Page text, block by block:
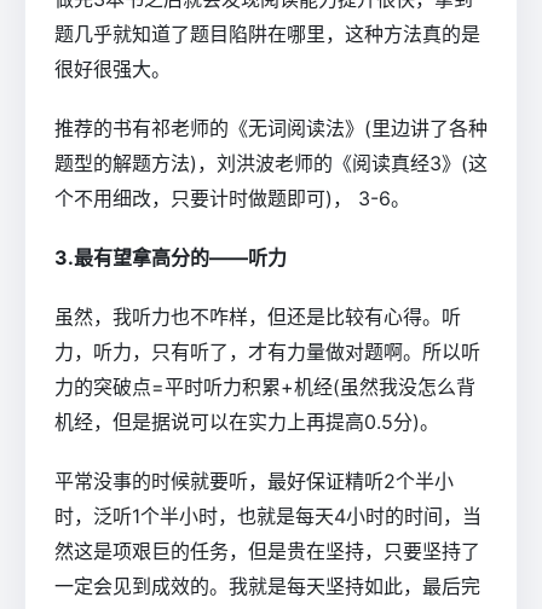
题几乎就知道了题目陷阱在哪里，这种方法真的是
很好很强大。
推荐的书有祁老师的《无词阅读法》(里边讲了各种
题型的解题方法)，刘洪波老师的《阅读真经3》(这
个不用细改，只要计时做题即可)， 3-6。
3.最有望拿高分的――听力
虽然，我听力也不咋样，但还是比较有心得。听
力，听力，只有听了，才有力量做对题啊。所以听
力的突破点=平时听力积累+机经(虽然我没怎么背
机经，但是据说可以在实力上再提高0.5分)。
平常没事的时候就要听，最好保证精听2个半小
时，泛听1个半小时，也就是每天4小时的时间，当
然这是项艰巨的任务，但是贵在坚持，只要坚持了
一定会见到成效的。我就是每天坚持如此，最后完